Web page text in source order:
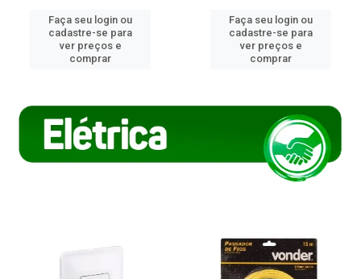
Faça seu login ou
cadastre-se para
ver preços e
comprar
Faça seu login ou
cadastre-se para
ver preços e
comprar